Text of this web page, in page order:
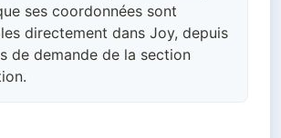
ses coordonnées sont
directement dans Joy, depuis
de demande de la section